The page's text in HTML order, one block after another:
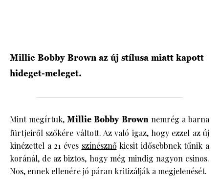
Millie Bobby Brown az új stílusa miatt kapott
hideget-meleget.
Mint megírtuk,Millie Bobby Brownnemrég a barna
fürtjeiről szőkére váltott. Az való igaz, hogy ezzel az új
kinézettel a 21 éves színésznő kicsit idősebbnek tűnik a
koránál, de az biztos, hogy még mindig nagyon csinos.
Nos, ennek ellenére jó páran kritizálják a megjelenését.